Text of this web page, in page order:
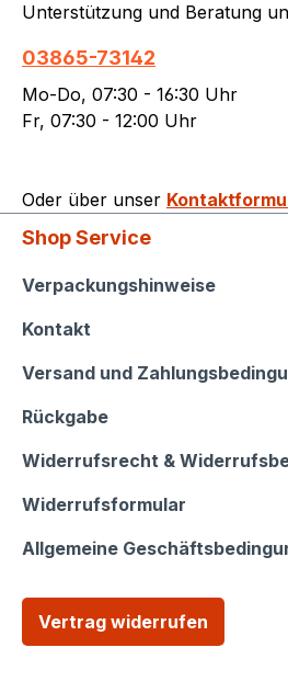
Unterstützung und Beratung
03865-73142
Mo-Do, 07:30 - 16:30 Uhr
Fr, 07:30 - 12:00 Uhr
Oder über unser
Shop Service
Shop Service
Verpackungshinweise
Kontakt
Versand und
Rückgabe
Widerrufsrecht &
Widerrufsformular
Allgemeine
Vertrag widerrufen